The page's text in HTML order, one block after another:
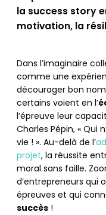
la success story
motivation, la
Dans l’imaginaire
comme une
décourager bon
certains voient en l’
l’épreuve leur
Charles Pépin, « Qui
vie ! ». Au-delà de l’
projet, la réussite
moral sans faille.
d’entrepreneurs qui
épreuves et qui
succès !